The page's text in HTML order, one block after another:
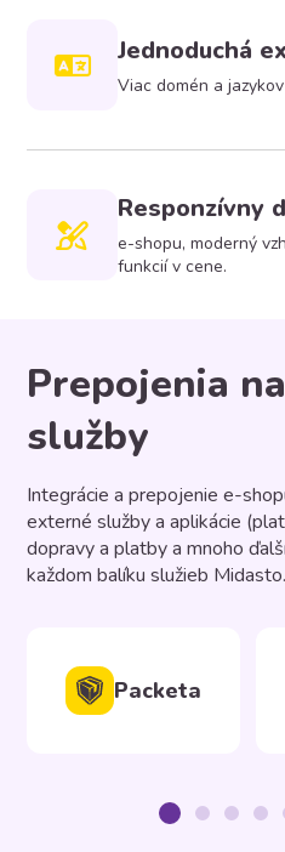
Jednoduchá
Viac domén a
Responzívny
e-shopu, moderný
funkcií v cene.
Prepojenia
služby
Integrácie a prepojenie e-
externé služby a aplikácie
dopravy a platby a mnoho
každom balíku služieb Midasto.
Packeta